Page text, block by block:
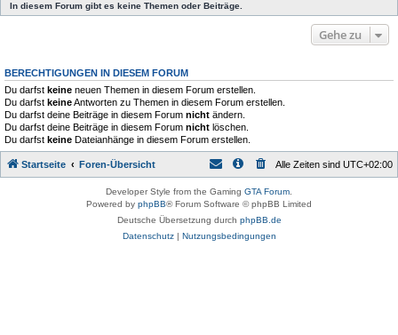
In diesem Forum gibt es keine Themen oder Beiträge.
Gehe zu
BERECHTIGUNGEN IN DIESEM FORUM
Du darfst keine neuen Themen in diesem Forum erstellen.
Du darfst keineAntworten zu Themen in diesem Forum erstellen.
Du darfst deine Beiträge in diesem Forum nicht ändern.
Du darfst deine Beiträge in diesem Forum nicht löschen.
Du darfst keine Dateianhänge in diesem Forum erstellen.
Startseite Foren-Übersicht Alle Zeiten sind UTC+02:00
Developer Style from the Gaming GTA Forum
Powered by phpBB® Forum Software © phpBB Limited
Deutsche Übersetzung durch phpBB.de
Datenschutz| Nutzungsbedingungen